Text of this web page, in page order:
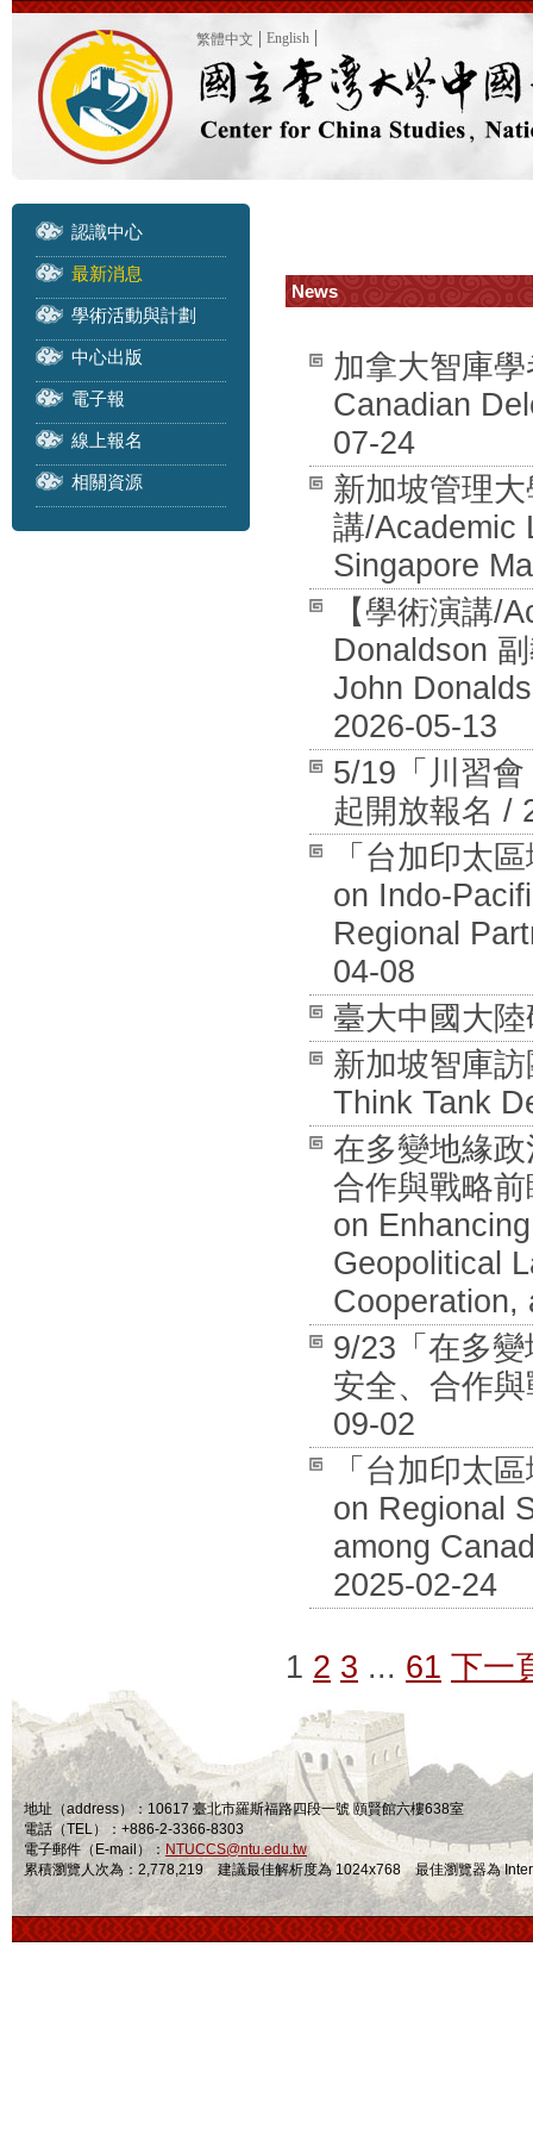
繁體中文 English
認識中心
最新消息
學術活動與計劃
中心出版
電子報
線上報名
相關資源
News
加拿大智庫
Canadian
07-24
新加坡管理
講/Academic
Singapore
【學術演講/
Donaldson
John
2026-05-13
5/19「川習
起開放報名 /
「台加印太
on Indo-
Regional
04-08
臺大中國大
新加坡智庫
Think Tank
在多變地緣
合作與戰略
on
Geopolitical
Cooperation,
9/23「在多
安全、合作
09-02
「台加印太
on Regional
among
2025-02-24
1 2 3 ... 61 下一
地址（address）：10617 臺北市羅斯福路四段一號 頤賢館六樓638室
電話（TEL）：+886-2-3366-8303
電子郵件（E-mail）： NTUCCS@ntu.edu.tw
累積瀏覽人次為：2,778,219 建議最佳解析度為 1024x768 最佳瀏覽器為